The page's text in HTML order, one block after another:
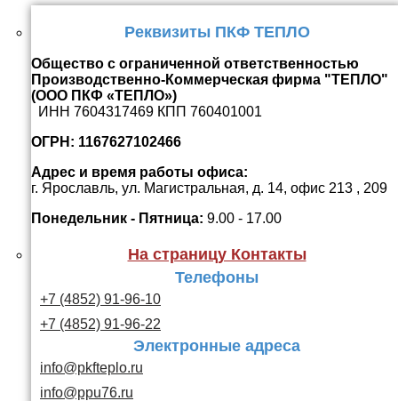
Реквизиты ПКФ ТЕПЛО
Общество с ограниченной ответственностью
Производственно-Коммерческая фирма "ТЕПЛО"
(ООО ПКФ «ТЕПЛО»)
ИНН 7604317469 КПП 760401001
ОГРН: 1167627102466
Адрес и время работы офиса:
г. Ярославль, ул. Магистральная, д. 14, офис 213 , 209
Понедельник - Пятница: 9.00 - 17.00
На страницу Контакты
Телефоны
+7 (4852) 91-96-10
+7 (4852) 91-96-22
Электронные адреса
info@pkfteplo.ru
info@ppu76.ru